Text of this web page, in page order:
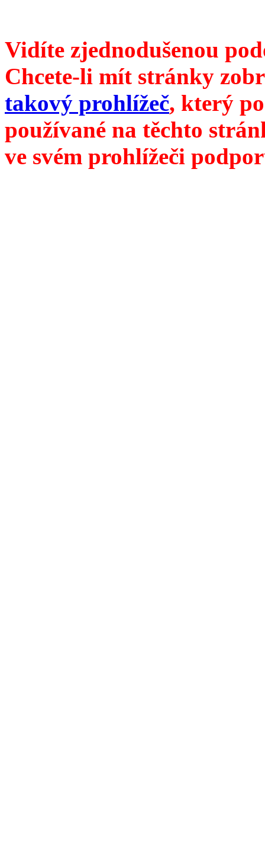
Vidíte zjednodušenou
Chcete-li mít stránky
takový prohlížeč, který
používané na těchto
ve svém prohlížeči